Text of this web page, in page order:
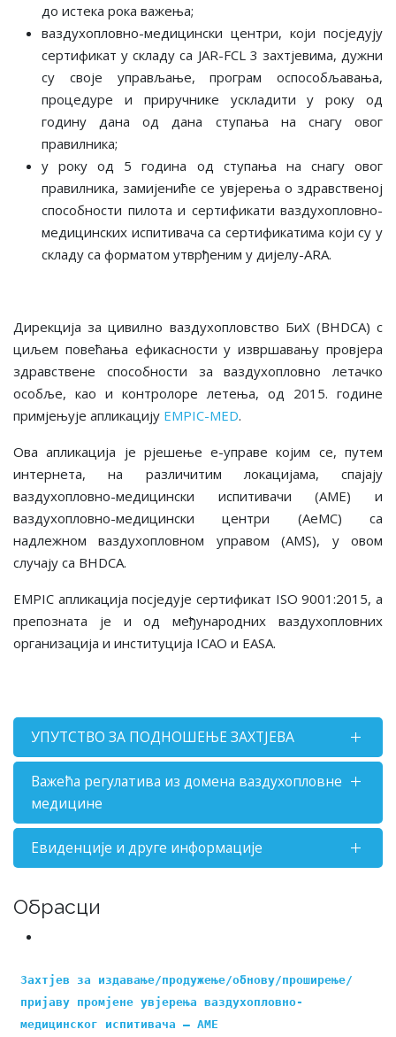
до истека рока важења;
ваздухопловно-медицински центри, који посједују
сертификат у складу са JAR-FCL 3 захтјевима, дужни
су своје управљање, програм оспособљавања,
процедуре и приручнике ускладити у року од
годину дана од дана ступања на снагу овог
правилника;
у року од 5 година од ступања на снагу овог
правилника, замијениће се увјерења о здравственој
способности пилота и сертификати ваздухопловно-
медицинских испитивача са сертификатима који су у
складу са форматом утврђеним у дијелу-ARA.
Дирекција за цивилно ваздухопловство БиХ (BHDCA) с
циљем повећања ефикасности у извршавању провјера
здравствене способности за ваздухопловно летачко
особље, као и контролоре летења, од 2015. године
примјењује апликацију EMPIC-MED.
Ова апликација је рјешење е-управе којим се, путем
интернета, на различитим локацијама, спајају
ваздухопловно-медицински испитивачи (AME) и
ваздухопловно-медицински центри (AeMC) са
надлежном ваздухопловном управом (AMS), у овом
случају са BHDCA.
EMPIC апликација посједује сертификат ISO 9001:2015, а
препозната је и од међународних ваздухопловних
организација и институција ICAO и EASA.
УПУТСТВО ЗА ПОДНОШЕЊЕ ЗАХТЈЕВА
Важећа регулатива из домена ваздухопловне
медицине
Евиденције и друге информације
Обрасци
Захтјев за издавање/продужење/обнову/проширење/
пријаву промјене увјерења ваздухопловно-
медицинског испитивача – АМЕ